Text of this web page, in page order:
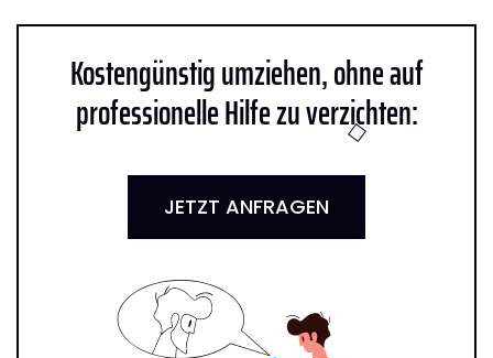
Kostengünstig umziehen, ohne auf
professionelle Hilfe zu verzichten:
JETZT ANFRAGEN